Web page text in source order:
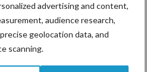
advertising and content,
audience research,
geolocation data, and
scanning.
Ligbox &
Voerhekken